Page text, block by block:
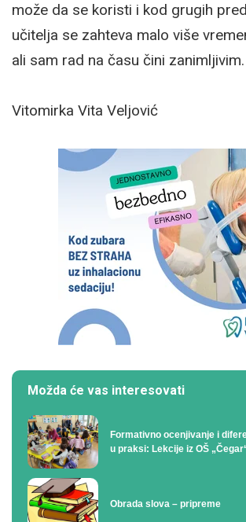
može da se koristi i kod grugih
učitelja se zahteva malo više
ali sam rad na času čini zanimljivim.
Vitomirka Vita Veljović
Možda će vas interesovati
Formativno ocenjivanje i
u praksi: Lekcije iz OŠ
Obrada slova – pripreme